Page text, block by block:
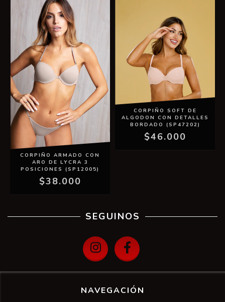
CORPIÑO ARMADO CON
ARO DE LYCRA 3
POSICIONES (SP12005)
$38.000
CORPIÑO SOFT DE
ALGODON CON DETALLES
BORDADO (SP47202)
$46.000
SEGUINOS
NAVEGACIÓN